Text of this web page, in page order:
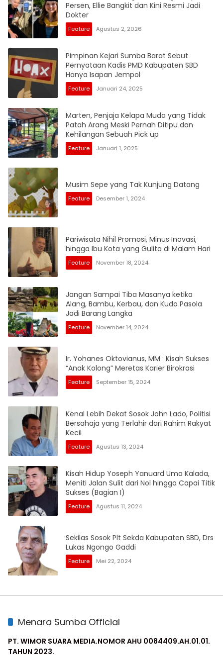
Persen, Ellie Bangkit dan Kini Resmi Jadi
Dokter
Feature Agustus 2, 2026
Pimpinan Kejari Sumba Barat Sebut
Pernyataan Kadis PMD Kabupaten SBD
Hanya Isapan Jempol
Feature Januari 24, 2025
Marten, Penjaja Kelapa Muda yang Tidak
Patah Arang Meski Pernah Ditipu dan
Kehilangan Sebuah Pick up
Feature Januari 1, 2025
Musim Sepe yang Tak Kunjung Datang
Feature Desember 1, 2024
Pariwisata Nihil Promosi, Minus Inovasi,
hingga Ibu Kota yang Gulita di Malam Hari
Feature November 18, 2024
Jangan Sampai Tiba Masanya ketika
Alang, Bambu, Kerbau, dan Kuda Pasola
Jadi Barang Langka
Feature November 14, 2024
Ir. Yohanes Oktovianus, MM : Kisah Sukses
“Anak Kolong” Meretas Karier Birokrasi
Feature September 15, 2024
Kenal Lebih Dekat Sosok John Lado, Politisi
Bersahaja yang Terlahir dari Rahim Rakyat
Kecil
Feature Agustus 13, 2024
Kisah Hidup Yoseph Yanuard Uma Kalada,
Meniti Jalan Sulit dari Nol hingga Capai Titik
Sukses (Bagian I)
Feature Agustus 11, 2024
Sekilas Sosok Plt Sekda Kabupaten SBD, Drs
Lukas Ngongo Gaddi
Feature Mei 22, 2024
Menara Sumba Official
PT. WIMOR SUARA MEDIA.NOMOR AHU 0084409.AH.01.01.
TAHUN 2023.